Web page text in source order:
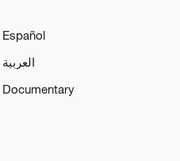
Español
العربية
Documentary